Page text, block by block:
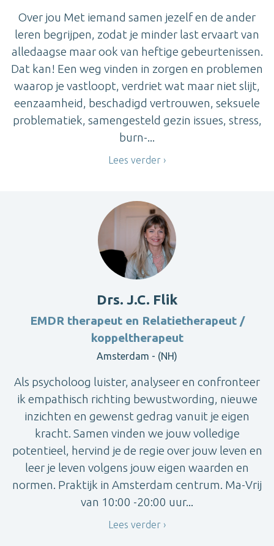
Over jou Met iemand samen jezelf en de ander
leren begrijpen, zodat je minder last ervaart van
alledaagse maar ook van heftige gebeurtenissen.
Dat kan! Een weg vinden in zorgen en problemen
waarop je vastloopt, verdriet wat maar niet slijt,
eenzaamheid, beschadigd vertrouwen, seksuele
problematiek, samengesteld gezin issues, stress,
burn-...
Lees verder
Drs. J.C. Flik
EMDR therapeut en Relatietherapeut /
koppeltherapeut
Amsterdam - (NH)
Als psycholoog luister, analyseer en confronteer
ik empathisch richting bewustwording, nieuwe
inzichten en gewenst gedrag vanuit je eigen
kracht. Samen vinden we jouw volledige
potentieel, hervind je de regie over jouw leven en
leer je leven volgens jouw eigen waarden en
normen. Praktijk in Amsterdam centrum. Ma-Vrij
van 10:00 -20:00 uur...
Lees verder